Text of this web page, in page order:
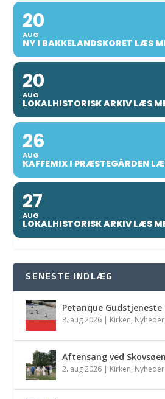
20
AUG
NY I BAKKELANDSKORET LÆS
20
AUG
LOKALHISTORISK ARKIV LÆS
26
AUG
KAFFEMIX I PRÆSTEGÅRDEN
27
AUG
LOKALHISTORISK ARKIV LÆS
SENESTE INDLÆG
Petanque Gudstjeneste
8. aug 2026 | Kirken, Nyheder
Aftensang ved Skovsøen
2. aug 2026 | Kirken, Nyheder